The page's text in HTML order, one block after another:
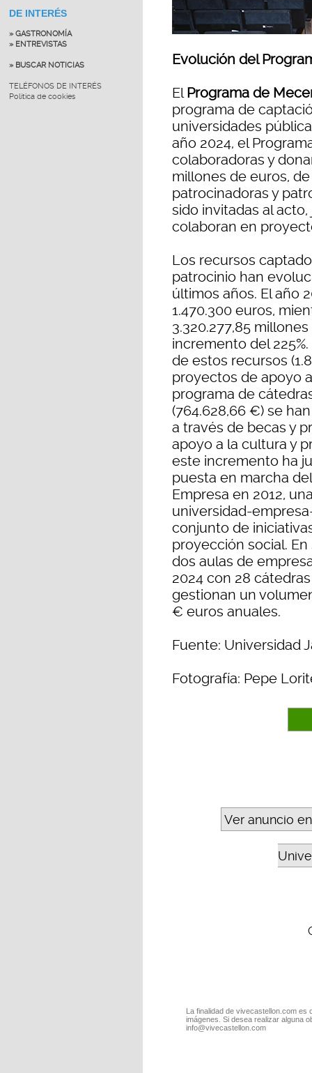
DE INTERÉS
» GASTRONOMÍA
» ENTREVISTAS
» BUSCAR NOTICIAS
TELÉFONOS DE INTERÉS
Política de cookies
Evolución del
ElPrograma de
programa de
universidades
año 2024, el
colaboradoras y
millones de euros,
patrocinadoras y
sido invitadas al
colaboran en
Los recursos
patrocinio han
últimos años. El año
1.470.300 euros,
3.320.277,85
incremento del
de estos recursos
proyectos de apoyo
programa de
(764.628,66 €) se
a través de becas y
apoyo a la cultura y
este incremento ha
puesta en marcha
Empresa en 2012,
universidad-
conjunto de
proyección social.
dos aulas de
2024 con 28
gestionan un
€ euros anuales.
Fuente: Universidad
Fotografía: Pepe
Ver anuncio
La finalidad de vivecastellon.com
imágenes. Si desea realizar alguna
info@vivecastellon.com